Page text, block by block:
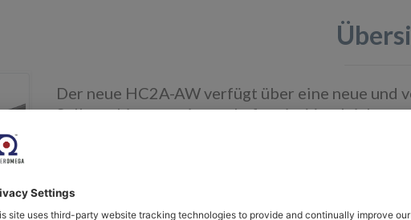
Der neue HC2A-AW verfügt über eine neue und
Selbsterhitzungseigenschaften im Vergleich zu
HC2A-AW hat den Rotronic UART Anschluss
Der HC2A-AW-USB Fühler hat einen USB
in Kombination mit der HygroSoft Software.
Wasseraktivitätsfunktion muss separat bestellt